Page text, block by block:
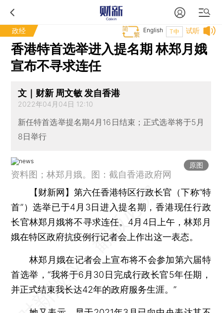
政经 试听
T中
English
香港特首选举进入提名期 林郑月娥
宣布不寻求连任
文｜财新 周文敏 发自香港
2022年04月04日 12:10
新任特首选举提名期4月16日结束；正式选举将于5月
8日举行
原图
资料图；林郑月娥。图：截自香港政府网
【财新网】 第六任香港特区行政长官（下称“特
首”）选举已于4月3日进入提名期，香港现任行政
长官林郑月娥将不寻求连任。4月4日上午，林郑月
娥在特区政府抗疫例行记者会上作出这一表态。
林郑月娥在记者会上宣布将不会参加第六届特
首选举，“我将于6月30日完成行政长官5年任期，
并正式结束我长达42年的政府服务生涯。”